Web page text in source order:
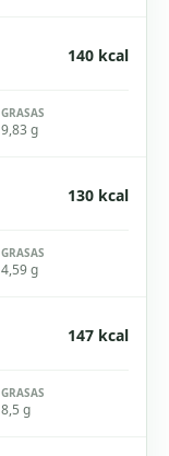
140 kcal
GRASAS
9,83 g
130 kcal
GRASAS
4,59 g
147 kcal
GRASAS
8,5 g